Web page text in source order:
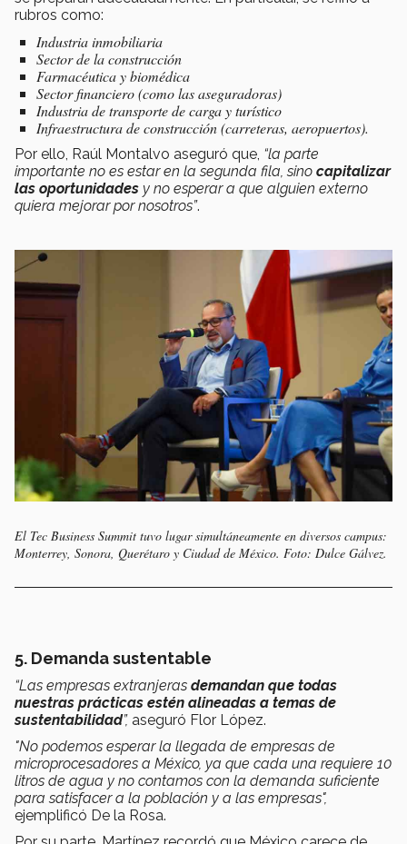
rubros como:
Industria inmobiliaria
Sector de la construcción
Farmacéutica y biomédica
Sector financiero (como las aseguradoras)
Industria de transporte de carga y turístico
Infraestructura de construcción (carreteras, aeropuertos).
Por ello, Raúl Montalvo aseguró que, “la parte
importante no es estar en la segunda fila, sino capitalizar
las oportunidades y no esperar a que alguien externo
quiera mejorar por nosotros”.
El Tec Business Summit tuvo lugar simultáneamente en diversos campus:
Monterrey, Sonora, Querétaro y Ciudad de México. Foto: Dulce Gálvez.
5. Demanda sustentable
“Las empresas extranjeras demandan que todas
nuestras prácticas estén alineadas a temas de
sustentabilidad”, aseguró Flor López.
"No podemos esperar la llegada de empresas de
microprocesadores a México, ya que cada una requiere 10
litros de agua y no contamos con la demanda suficiente
para satisfacer a la población y a las empresas",
ejemplificó De la Rosa.